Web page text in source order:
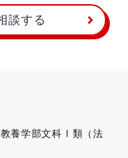
談する
養学部文科Ⅰ類（法